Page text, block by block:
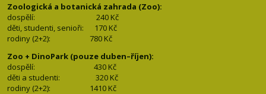
Zoologická a botanická zahrada (Zoo):
dospělí:
240 Kč
děti, studenti, senioři: 170 Kč
rodiny (2+2): 780 Kč
Zoo + DinoPark (pouze duben–říjen):
dospělí: 430 Kč
děti a studenti: 320 Kč
rodiny (2+2): 1410 Kč